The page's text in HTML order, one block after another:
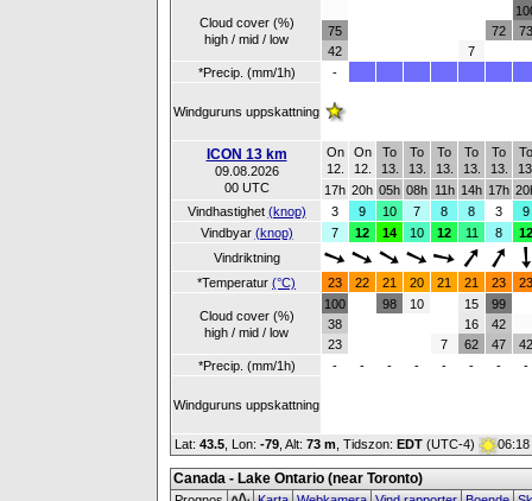
Cloud cover (%)
high / mid / low
75
42
7
72
73
*Precip. (mm/1h) -
Windguruns uppskattning
ICON 13 km
09.08.2026
00 UTC
On
12.
On
12.
To
13.
To
13.
To
13.
To
13.
To
13.
To
17h 20h 05h 08h 11h 14h 17h
Vindhastighet (knop) 3 9 10 7 8 8 3
9
Vindbyar (knop) 7 12 14 10 12 11 8
12
Vindriktning
*Temperatur (°C) 23 22 21 20 21 21 23 23
Cloud cover (%)
high / mid / low
100
38
23
98 10
7
15
16
62
99
42
47
42
*Precip. (mm/1h)
- - - - - - - -
Windguruns uppskattning
Lat: 43.5 , Lon: -79 Alt: 73 m , Tidszon: EDT (UTC-4)
Canada - Lake Ontario (near Toronto)